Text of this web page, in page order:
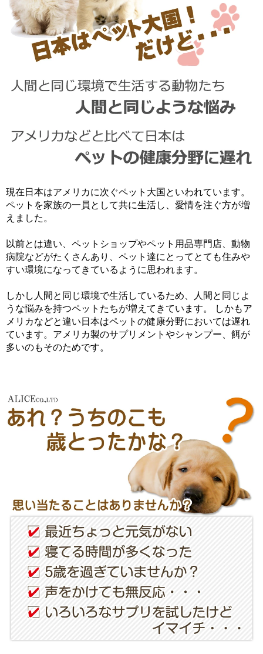
現在日本はアメリカに次ぐペット大国といわれています。
ペットを家族の一員として共に生活し、愛情を注ぐ方が増
えました。
以前とは違い、ペットショップやペット用品専門店、動物
病院などがたくさんあり、ペット達にとってとても住みや
すい環境になってきているように思われます。
しかし人間と同じ環境で生活しているため、人間と同じよ
うな悩みを持つペットたちが増えてきています。 しかもア
メリカなどと違い日本はペットの健康分野においては遅れ
ています。アメリカ製のサプリメントやシャンプー、餌が
多いのもそのためです。